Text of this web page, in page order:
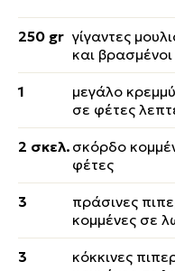
250 gr γίγαντες
και βρασμένοι
1
μεγάλο
σε φέτες
2 σκελ. σκόρδο
φέτες
3
πράσινες
κοµµένες σε
3
κόκκινες